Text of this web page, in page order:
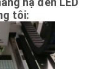
tôi: